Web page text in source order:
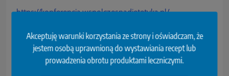
Akceptuję warunki korzystania ze strony i oświadczam, że
jestem osobą uprawnioną do wystawiania recept lub
prowadzenia obrotu produktami leczniczymi.
https://konferencja.wspolczesnadietetyka.pl/
źródło: Polskie Towarzystwo Dietetyki
Dietetyka Katowice
Konferencja